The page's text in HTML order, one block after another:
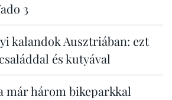
3
kalandok Ausztriában: ezt
és kutyával
már három bikeparkkal